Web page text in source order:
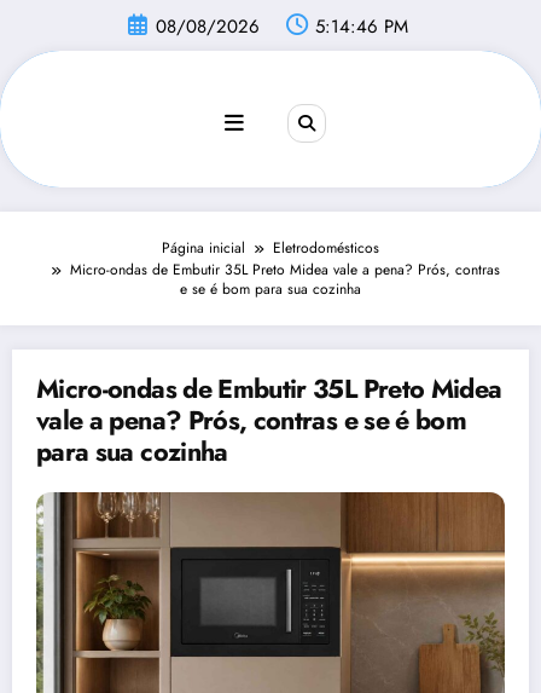
conteúdo
08/08/2026 5:14:47 PM
Página inicial
Eletrodomésticos
Micro-ondas de Embutir 35L Preto Midea vale a pena? Prós, contras
e se é bom para sua cozinha
Micro-ondas de Embutir 35L Preto Midea
vale a pena? Prós, contras e se é bom
para sua cozinha